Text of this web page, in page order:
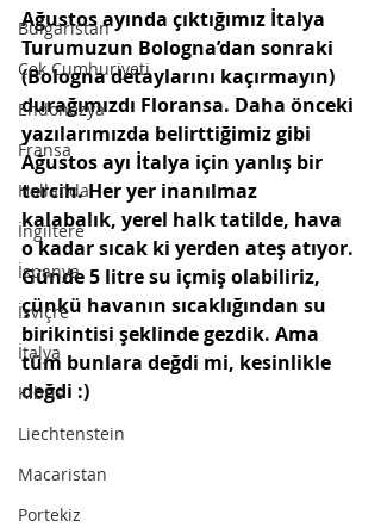
Bulgaristan
Çek Cumhuriyeti
Endonezya
Fransa
Hollanda
İngiltere
İspanya
İsviçre
İtalya
Kıbrıs
Liechtenstein
Macaristan
Portekiz
Ağustos ayında çıktığımız İtalya
Turumuzun Bologna’dan sonraki
(Bologna detaylarını kaçırmayın)
durağımızdı Floransa. Daha önceki
yazılarımızda belirttiğimiz gibi
Ağustos ayı İtalya için yanlış bir
tercih. Her yer inanılmaz
kalabalık, yerel halk tatilde, hava
o kadar sıcak ki yerden ateş atıyor.
Günde 5 litre su içmiş olabiliriz,
çünkü havanın sıcaklığından su
birikintisi şeklinde gezdik. Ama
tüm bunlara değdi mi, kesinlikle
değdi :)